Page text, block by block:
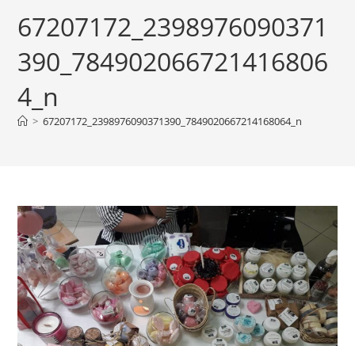
67207172_2398976090371
390_784902066721416806
4_n
> 67207172_2398976090371390_7849020667214168064_n